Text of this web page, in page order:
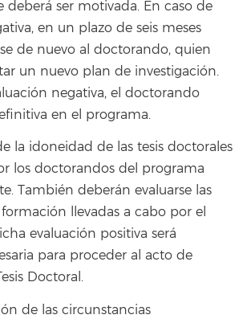
deberá ser motivada. En caso de
en un plazo de seis meses
de nuevo al doctorando, quien
un nuevo plan de investigación.
negativa, el doctorando
en el programa.
la idoneidad de las tesis doctorales
los doctorandos del programa
También deberán evaluarse las
llevadas a cabo por el
evaluación positiva será
para proceder al acto de
Doctoral.
de las circunstancias